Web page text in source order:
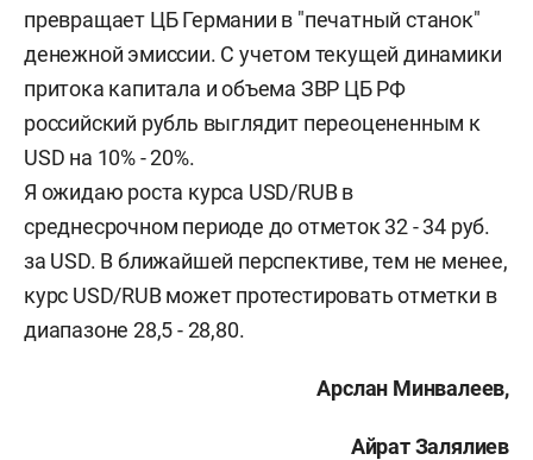
превращает ЦБ Германии в "печатный станок"
денежной эмиссии. С учетом текущей динамики
притока капитала и объема ЗВР ЦБ РФ
российский рубль выглядит переоцененным к
USD на 10% - 20%.
Я ожидаю роста курса USD/RUB в
среднесрочном периоде до отметок 32 - 34 руб.
за USD. В ближайшей перспективе, тем не менее,
курс USD/RUB может протестировать отметки в
диапазоне 28,5 - 28,80.
Арслан Минвалеев,
Айрат Залялиев